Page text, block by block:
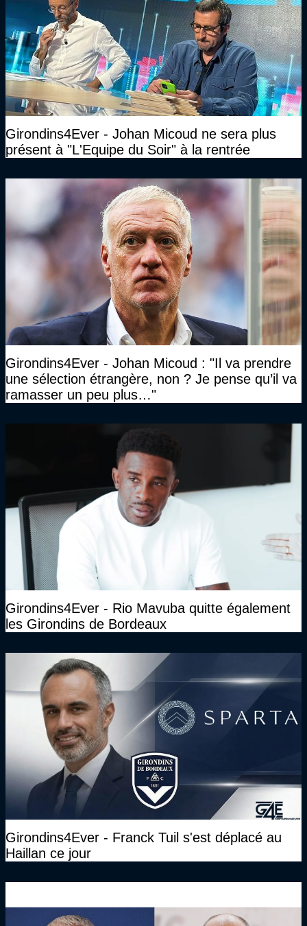
Girondins4Ever - Johan Micoud ne sera plus
présent à "L'Equipe du Soir" à la rentrée
Girondins4Ever - Johan Micoud : "Il va prendre
une sélection étrangère, non ? Je pense qu’il va
ramasser un peu plus…"
Girondins4Ever - Rio Mavuba quitte également
les Girondins de Bordeaux
Girondins4Ever - Franck Tuil s'est déplacé au
Haillan ce jour